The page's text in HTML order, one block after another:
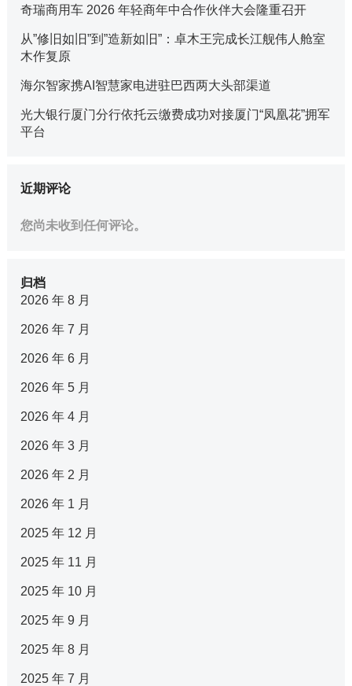
奇瑞商用车 2026 年轻商年中合作伙伴大会隆重召开
从”修旧如旧”到”造新如旧”：卓木王完成长江舰伟人舱室
木作复原
海尔智家携AI智慧家电进驻巴西两大头部渠道
光大银行厦门分行依托云缴费成功对接厦门“凤凰花”拥军
平台
近期评论
您尚未收到任何评论。
归档
2026 年 8 月
2026 年 7 月
2026 年 6 月
2026 年 5 月
2026 年 4 月
2026 年 3 月
2026 年 2 月
2026 年 1 月
2025 年 12 月
2025 年 11 月
2025 年 10 月
2025 年 9 月
2025 年 8 月
2025 年 7 月